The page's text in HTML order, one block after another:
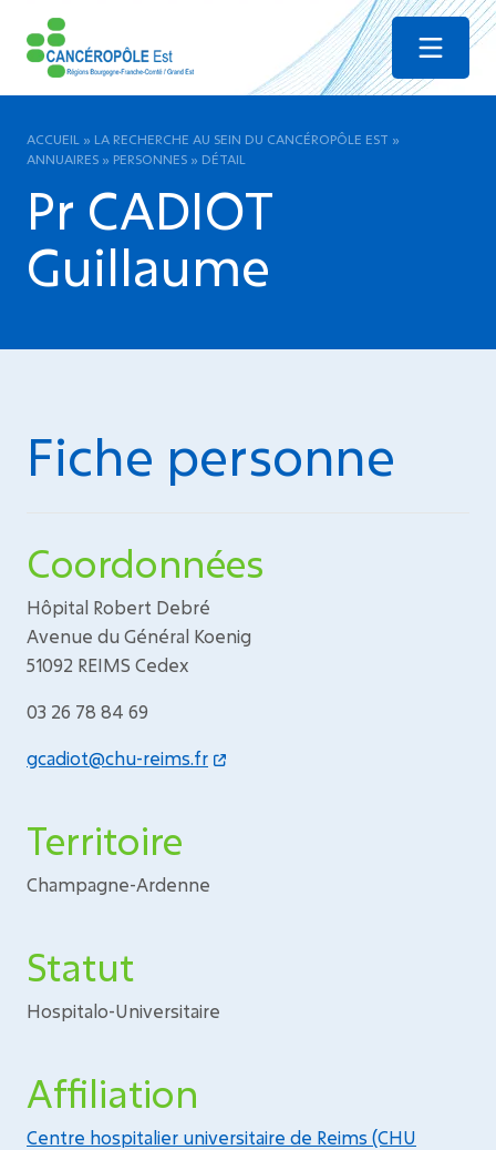
Menu
ACCUEIL » LA RECHERCHE AU SEIN DU CANCÉROPÔLE EST »
ANNUAIRES » PERSONNES » DÉTAIL
Pr CADIOT
Guillaume
Fiche personne
Coordonnées
Hôpital Robert Debré
Avenue du Général Koenig
51092 REIMS Cedex
03 26 78 84 69
gcadiot@chu-reims.fr
Territoire
Champagne-Ardenne
Statut
Hospitalo-Universitaire
Affiliation
Centre hospitalier universitaire de Reims (CHU